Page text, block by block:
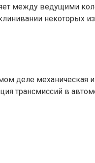
между ведущими
некоторых
деле механическая
трансмиссий в